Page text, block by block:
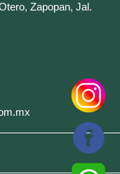
Zapopan, Jal.